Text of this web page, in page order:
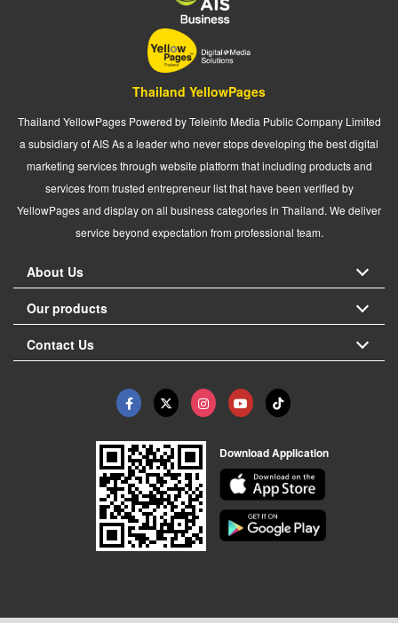
Thailand YellowPages
Thailand YellowPages Powered by Teleinfo Media Public Company Limited
a subsidiary of AIS As a leader who never stops developing the best digital
marketing services through website platform that including products and
services from trusted entrepreneur list that have been verified by
YellowPages and display on all business categories in Thailand. We deliver
service beyond expectation from professional team.
About Us
Our products
Contact Us
Download Application